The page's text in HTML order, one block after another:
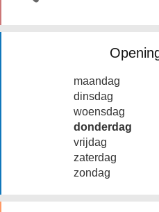
maandag
dinsdag
woensdag
donderdag
vrijdag
zaterdag
zondag